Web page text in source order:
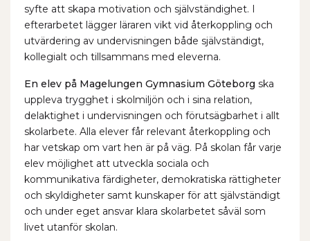
syfte att skapa motivation och självständighet. I
efterarbetet lägger läraren vikt vid återkoppling och
utvärdering av undervisningen både självständigt,
kollegialt och tillsammans med eleverna.
En elev på Magelungen Gymnasium Göteborg ska
uppleva trygghet i skolmiljön och i sina relation,
delaktighet i undervisningen och förutsägbarhet i allt
skolarbete. Alla elever får relevant återkoppling och
har vetskap om vart hen är på väg. På skolan får varje
elev möjlighet att utveckla sociala och
kommunikativa färdigheter, demokratiska rättigheter
och skyldigheter samt kunskaper för att självständigt
och under eget ansvar klara skolarbetet såväl som
livet utanför skolan.